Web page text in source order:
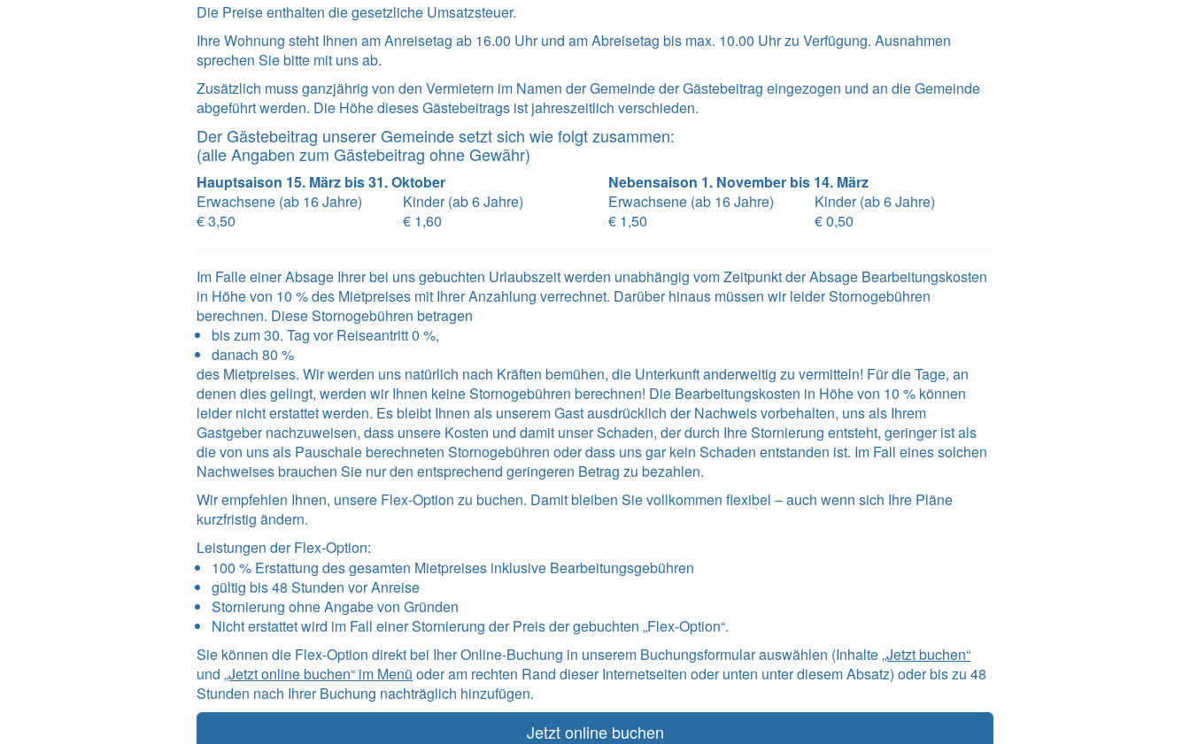
Die Preise enthalten die gesetzliche Umsatzsteuer.
Ihre Wohnung steht Ihnen am Anreisetag ab 16.00 Uhr und am Abreisetag bis max. 10.00 Uhr zu Verfügung. Ausnahmen
sprechen Sie bitte mit uns ab.
Zusätzlich muss ganzjährig von den Vermietern im Namen der Gemeinde der Gästebeitrag eingezogen und an die Gemeinde
abgeführt werden. Die Höhe dieses Gästebeitrags ist jahreszeitlich verschieden.
Der Gästebeitrag unserer Gemeinde setzt sich wie folgt zusammen:
(alle Angaben zum Gästebeitrag ohne Gewähr)
Hauptsaison 15. März bis 31. Oktober
Erwachsene (ab 16 Jahre)
€ 3,50
Kinder (ab 6 Jahre)
€ 1,60
Nebensaison 1. November bis 14. März
Erwachsene (ab 16 Jahre)
€ 1,50
Kinder (ab 6 Jahre)
€ 0,50
Im Falle einer Absage Ihrer bei uns gebuchten Urlaubszeit werden unabhängig vom Zeitpunkt der Absage Bearbeitungskosten
in Höhe von 10 % des Mietpreises mit Ihrer Anzahlung verrechnet. Darüber hinaus müssen wir leider Stornogebühren
berechnen. Diese Stornogebühren betragen
bis zum 30. Tag vor Reiseantritt 0 %,
danach 80 %
des Mietpreises. Wir werden uns natürlich nach Kräften bemühen, die Unterkunft anderweitig zu vermitteln! Für die Tage, an
denen dies gelingt, werden wir Ihnen keine Stornogebühren berechnen! Die Bearbeitungskosten in Höhe von 10 % können
leider nicht erstattet werden. Es bleibt Ihnen als unserem Gast ausdrücklich der Nachweis vorbehalten, uns als Ihrem
Gastgeber nachzuweisen, dass unsere Kosten und damit unser Schaden, der durch Ihre Stornierung entsteht, geringer ist als
die von uns als Pauschale berechneten Stornogebühren oder dass uns gar kein Schaden entstanden ist. Im Fall eines solchen
Nachweises brauchen Sie nur den entsprechend geringeren Betrag zu bezahlen.
Wir empfehlen Ihnen, unsere Flex-Option zu buchen. Damit bleiben Sie vollkommen flexibel – auch wenn sich Ihre Pläne
kurzfristig ändern.
Leistungen der Flex-Option:
100 % Erstattung des gesamten Mietpreises inklusive Bearbeitungsgebühren
gültig bis 48 Stunden vor Anreise
Stornierung ohne Angabe von Gründen
Nicht erstattet wird im Fall einer Stornierung der Preis der gebuchten „Flex-Option“.
Sie können die Flex-Option direkt bei Iher Online-Buchung in unserem Buchungsformular auswählen (Inhalte„Jetzt buchen“
und „Jetzt online buchen“ im Menü oder am rechten Rand dieser Internetseiten oder unten unter diesem Absatz) oder bis zu 48
Stunden nach Ihrer Buchung nachträglich hinzufügen.
Jetzt online buchen